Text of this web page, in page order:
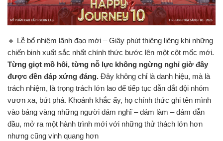
🔸 Lễ bổ nhiệm lãnh đạo mới – Giây phút thiêng liêng khi những
chiến binh xuất sắc nhất chính thức bước lên một cột mốc mới.
Từng giọt mồ hôi, từng nỗ lực không ngừng nghỉ giờ đây
được đền đáp xứng đáng. Đây không chỉ là danh hiệu, mà là
trách nhiệm, là trọng trách lớn lao để tiếp tục dẫn dắt đội nhóm
vươn xa, bứt phá. Khoảnh khắc ấy, họ chính thức ghi tên mình
vào bảng vàng những người dám nghĩ – dám làm – dám dẫn
đầu, mở ra một hành trình mới với những thử thách lớn hơn
nhưng cũng vinh quang hơn